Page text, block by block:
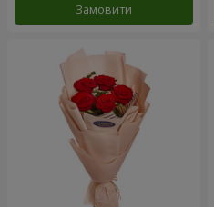
Замовити